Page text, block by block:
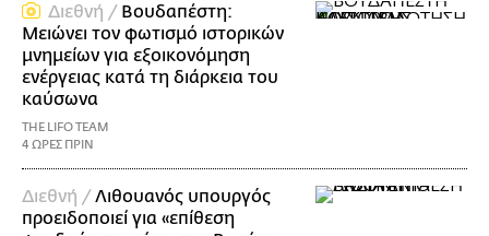
Διεθνή / Βουδαπέστη:
Μειώνει τον φωτισμό ιστορικών
μνημείων για εξοικονόμηση
ενέργειας κατά τη διάρκεια του
καύσωνα
THE LIFO TEAM
4 ΩΡΕΣ ΠΡΙΝ
Διεθνή /Λιθουανός υπουργός
προειδοποιεί για «επίθεση